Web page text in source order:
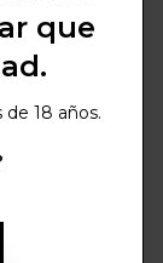
que
18 años.